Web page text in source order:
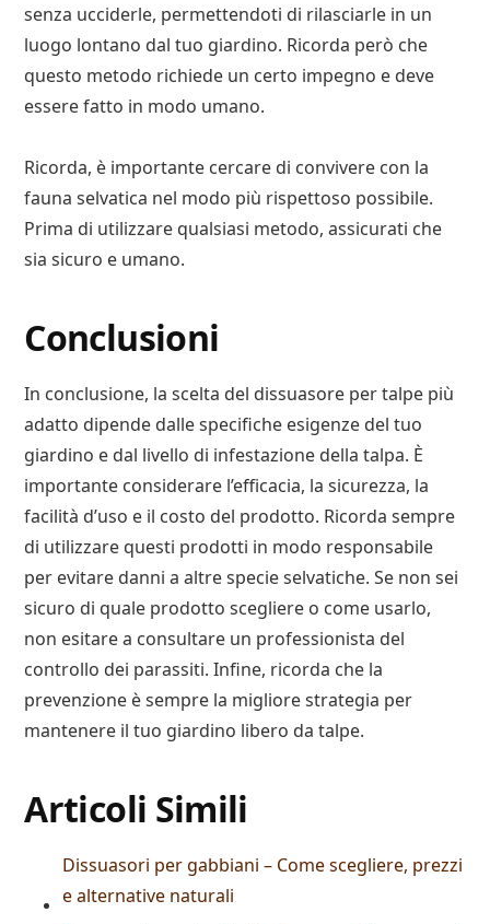
senza ucciderle, permettendoti di rilasciarle in un
luogo lontano dal tuo giardino. Ricorda però che
questo metodo richiede un certo impegno e deve
essere fatto in modo umano.
Ricorda, è importante cercare di convivere con la
fauna selvatica nel modo più rispettoso possibile.
Prima di utilizzare qualsiasi metodo, assicurati che
sia sicuro e umano.
Conclusioni
In conclusione, la scelta del dissuasore per talpe più
adatto dipende dalle specifiche esigenze del tuo
giardino e dal livello di infestazione della talpa. È
importante considerare l’efficacia, la sicurezza, la
facilità d’uso e il costo del prodotto. Ricorda sempre
di utilizzare questi prodotti in modo responsabile
per evitare danni a altre specie selvatiche. Se non sei
sicuro di quale prodotto scegliere o come usarlo,
non esitare a consultare un professionista del
controllo dei parassiti. Infine, ricorda che la
prevenzione è sempre la migliore strategia per
mantenere il tuo giardino libero da talpe.
Articoli Simili
Dissuasori per gabbiani – Come scegliere, prezzi
e alternative naturali